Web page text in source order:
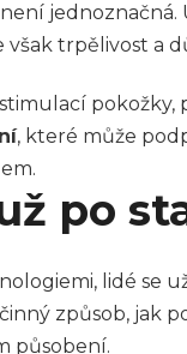
jednoznačná.
trpělivost a
pokožky,
, které může
po
lidé se
způsob, jak
působení.